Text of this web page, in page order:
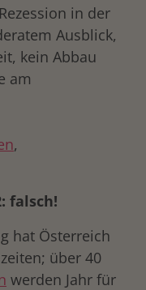
in der
Ausblick,
kein Abbau
am
,
falsch!
hat Österreich
über 40
werden Jahr für